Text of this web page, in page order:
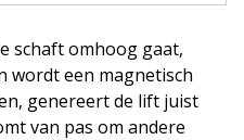
schaft omhoog gaat,
wordt een magnetisch
genereert de lift juist
van pas om andere